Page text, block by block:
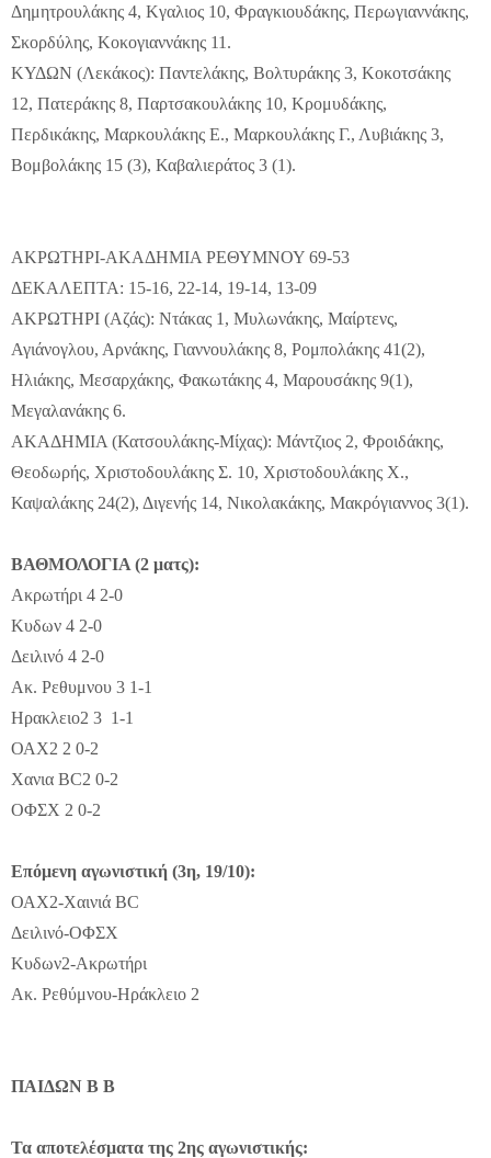
Δημητρουλάκης 4, Κγαλιος 10, Φραγκιουδάκης, Περωγιαννάκης,
Σκορδύλης, Κοκογιαννάκης 11.
ΚΥΔΩΝ (Λεκάκος): Παντελάκης, Βολτυράκης 3, Κοκοτσάκης
12, Πατεράκης 8, Παρτσακουλάκης 10, Κρομυδάκης,
Περδικάκης, Μαρκουλάκης Ε., Μαρκουλάκης Γ., Λυβιάκης 3,
Βομβολάκης 15 (3), Καβαλιεράτος 3 (1).
ΑΚΡΩΤΗΡΙ-ΑΚΑΔΗΜΙΑ ΡΕΘΥΜΝΟΥ 69-53
ΔΕΚΑΛΕΠΤΑ: 15-16, 22-14, 19-14, 13-09
ΑΚΡΩΤΗΡΙ (Αζάς): Ντάκας 1, Μυλωνάκης, Μαίρτενς,
Αγιάνογλου, Αρνάκης, Γιαννουλάκης 8, Ρομπολάκης 41(2),
Ηλιάκης, Μεσαρχάκης, Φακωτάκης 4, Μαρουσάκης 9(1),
Μεγαλανάκης 6.
ΑΚΑΔΗΜΙΑ (Κατσουλάκης-Μίχας): Μάντζιος 2, Φροιδάκης,
Θεοδωρής, Χριστοδουλάκης Σ. 10, Χριστοδουλάκης Χ.,
Καψαλάκης 24(2), Διγενής 14, Νικολακάκης, Μακρόγιαννος 3(1).
ΒΑΘΜΟΛΟΓΙΑ (2 ματς):
Ακρωτήρι 4 2-0
Κυδων 4 2-0
Δειλινό 4 2-0
Ακ. Ρεθυμνου 3 1-1
Ηρακλειο2 3 1-1
ΟΑΧ2 2 0-2
Χανια BC2 0-2
ΟΦΣΧ 2 0-2
Επόμενη αγωνιστική (3η, 19/10):
ΟΑΧ2-Χαινιά BC
Δειλινό-ΟΦΣΧ
Κυδων2-Ακρωτήρι
Ακ. Ρεθύμνου-Ηράκλειο 2
ΠΑΙΔΩΝ Β Β
Τα αποτελέσματα της 2ης αγωνιστικής: